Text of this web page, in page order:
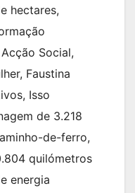
hectares,
Social,
Faustina
Isso
de 3.218
de-ferro,
quilómetros
energia